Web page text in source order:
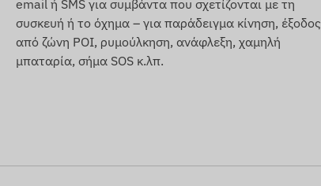
μέσω των δικτύων κινητής τηλεφωνίας,
SIM.
email ή SMS για συμβάντα που σχετίζονται με τη
συσκευή ή το όχημα – για παράδειγμα κίνηση, έξοδος
από ζώνη POI, ρυμούλκηση, ανάφλεξη, χαμηλή
μπαταρία, σήμα SOS κ.λπ.